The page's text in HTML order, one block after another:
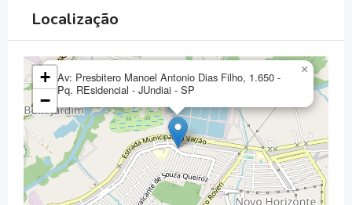
Localização
Av: Presbitero Manoel Antonio Dias Filho, 1.650 -
Pq. REsidencial - JUndiai - SP
×
+
−